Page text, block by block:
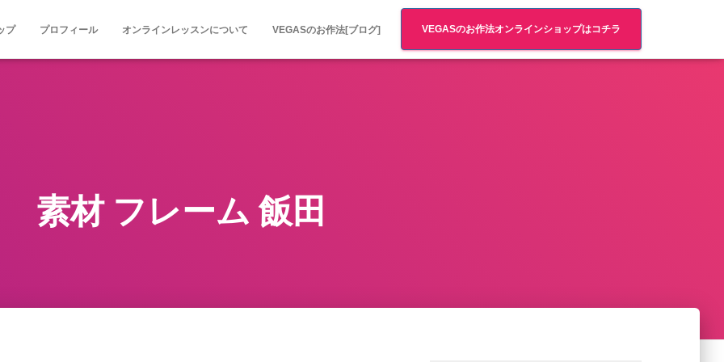
プ プロフィール オンラインレッスンについて VEGASのお作法[ブログ] VEGASのお作法オンラインショップはコチラ
素材 フレーム 飯田